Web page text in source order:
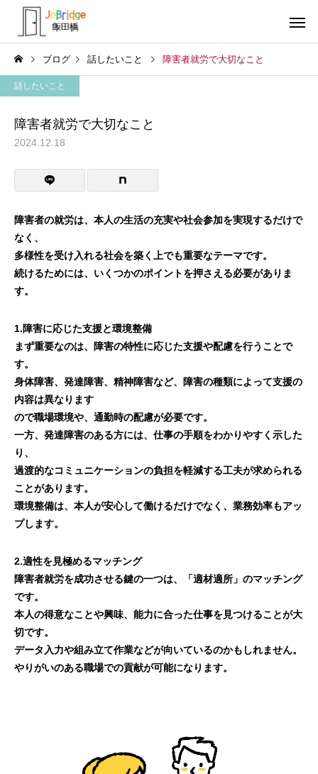
働き続けるための土台 全力禁止のススメ
ブログ 話したいこと 障害者就労で大切なこと
話したいこと
障害者就労で大切なこと
2024.12.18
障害者の就労は、本人の生活の充実や社会参加を実現するだけで
なく、
多様性を受け入れる社会を築く上でも重要なテーマです。
続けるためには、いくつかのポイントを押さえる必要がありま
す。
1.障害に応じた支援と環境整備
まず重要なのは、障害の特性に応じた支援や配慮を行うことで
す。
身体障害、発達障害、精神障害など、障害の種類によって支援の
内容は異なります
ので職場環境や、通勤時の配慮が必要です。
一方、発達障害のある方には、仕事の手順をわかりやすく示した
り、
過渡的なコミュニケーションの負担を軽減する工夫が求められる
ことがあります。
環境整備は、本人が安心して働けるだけでなく、業務効率もアッ
プします。
2.適性を見極めるマッチング
障害者就労を成功させる鍵の一つは、「適材適所」のマッチング
です。
本人の得意なことや興味、能力に合った仕事を見つけることが大
切です。
データ入力や組み立て作業などが向いているのかもしれません。
やりがいのある職場での貢献が可能になります。